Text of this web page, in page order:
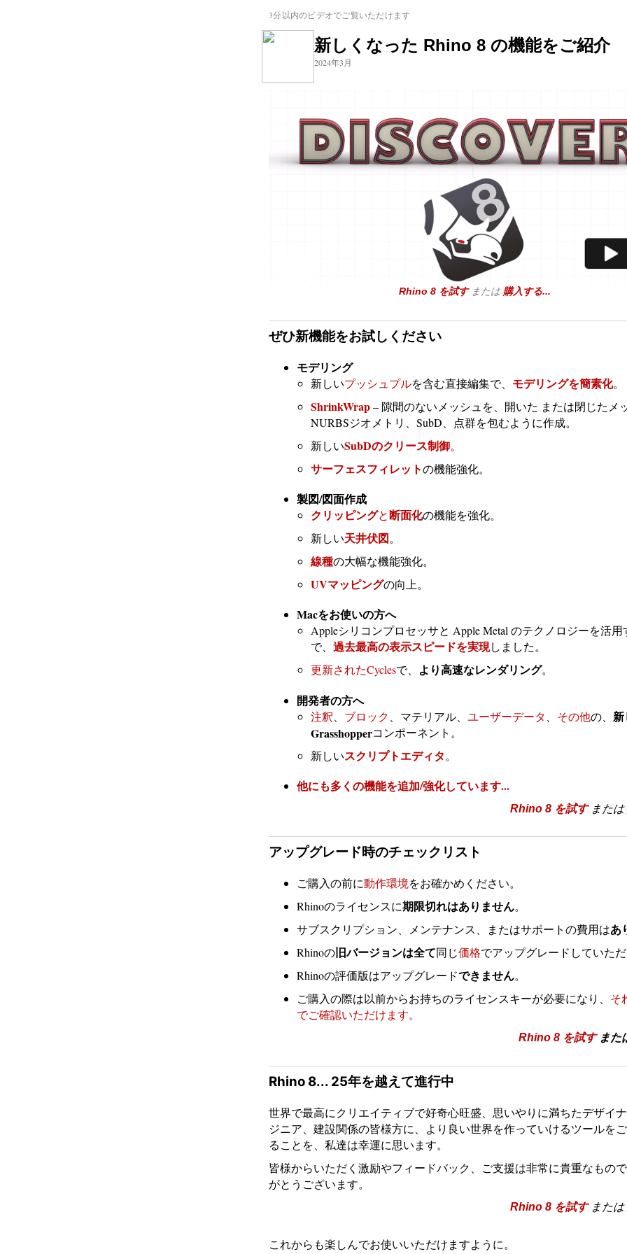
3分以内のビデオでご覧いただけます
新しくなった Rhino 8 の機能をご紹介
2024年3月
Rhino 8 を試すまたは 購入する...
ぜひ新機能をお試しください
モデリング
新しいプッシュプルを含む直接編集で、 モデリングを簡素化。
ShrinkWrap– 隙間のないメッシュを、開いた または閉じたメ
NURBSジオメトリ、SubD、点群を包むように作成。
新しいSubDのクリース制御。
サーフェスフィレットの機能強化。
製図/図面作成
クリッピングと断面化の機能を強化。
新しい天井伏図。
線種の大幅な機能強化。
UVマッピングの向上。
Macをお使いの方へ
Appleシリコンプロセッサと Apple Metal のテクノロジーを活用
で、 過去最高の表示スピードを実現しました。
更新されたCyclesで、 より高速なレンダリング。
開発者の方へ
注釈 ブロック 、マテリアル、 ユーザーデータ その他の、 新
Grasshopperコンポーネント。
新しいスクリプトエディタ。
他にも多くの機能を追加/強化しています...
Rhino 8 を試すまたは
アップグレード時のチェックリスト
ご購入の前に動作環境をお確かめください。
Rhinoのライセンスに期限切れはありません。
サブスクリプション、メンテナンス、またはサポートの費用はあ
Rhinoの旧バージョンは全て同じ価格でアップグレードしていた
Rhinoの評価版はアップグレードできません。
ご購入の際は以前からお持ちのライセンスキーが必要になり、 そ
でご確認いただけます。
Rhino 8 を試すまた
Rhino 8... 25年を越えて進行中
世界で最高にクリエイティブで好奇心旺盛、思いやりに満ちたデザイ
ジニア、建設関係の皆様方に、より良い世界を作っていけるツールを
ることを、私達は幸運に思います。
皆様からいただく激励やフィードバック、ご支援は非常に貴重なもの
がとうございます。
Rhino 8 を試すまたは
これからも楽しんでお使いいただけますように。